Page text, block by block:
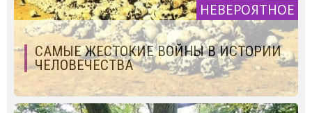
НЕВЕРОЯТНОЕ
САМЫЕ ЖЕСТОКИЕ ВОЙНЫ В ИСТОРИИ
ЧЕЛОВЕЧЕСТВА